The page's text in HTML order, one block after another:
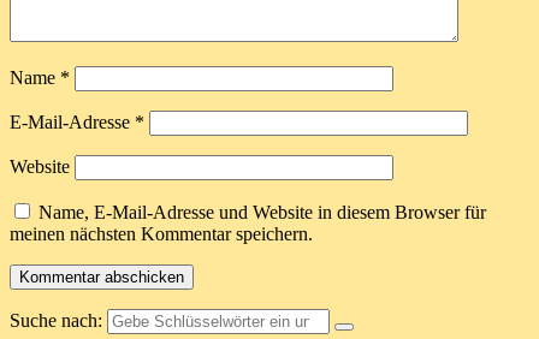
Name *
E-Mail-Adresse *
Website
Name, E-Mail-Adresse und Website in diesem Browser für
meinen nächsten Kommentar speichern.
Suche nach: